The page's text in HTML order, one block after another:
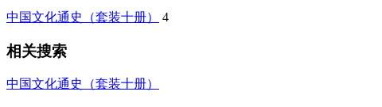
中国文化通史（套装十册） 4
相关搜索
中国文化通史（套装十册）